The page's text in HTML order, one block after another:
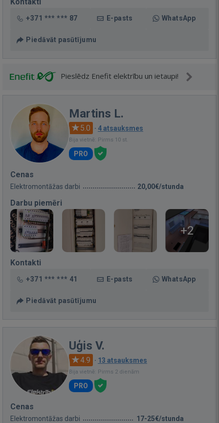
+371 *** *** 87 E-pasts WhatsApp
Piedāvāt pasūtījumu
Pieslēdz Enefit elektrību un ietaupi!
Martins L.
5.0 · 4 atsauksmes
Bija vietnē: Pirms 10 st.
PRO
Cenas
Elektromontāžas darbi 20,00€/stunda
Darbu piemēri
+2
Kontakti
+371 *** *** 41 E-pasts WhatsApp
Piedāvāt pasūtījumu
Uģis V.
4.9 · 13 atsauksmes
Bija vietnē: Pirms 2 dienām
PRO
Cenas
Elektromontāžas darbi 17-25€/stunda